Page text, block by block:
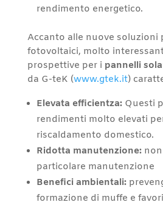
rendimento energetico.
Accanto alle nuove soluzioni
fotovoltaici, molto
prospettive per i pannelli
da G-teK (www.gtek.it)
Elevata efficientza:Questi
rendimenti molto elevati
riscaldamento domestico.
Ridotta manutenzione:
particolare manutenzione
Benefici ambientali:
formazione di muffe e